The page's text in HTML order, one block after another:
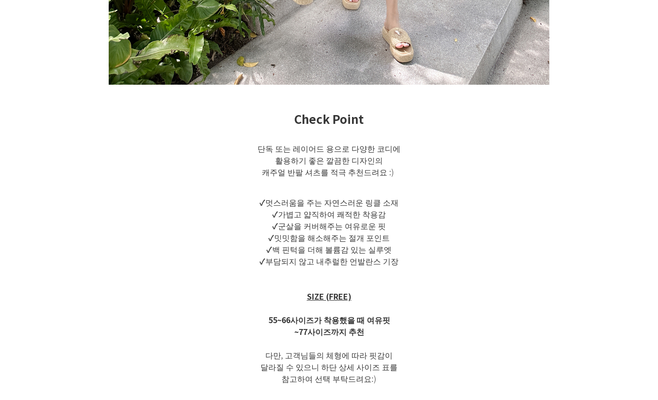
Check Point
단독 또는 레이어드 용으로 다양한 코디에
활용하기 좋은 깔끔한 디자인의
캐주얼 반팔 셔츠를 적극 추천드려요 :)
✓멋스러움을 주는 자연스러운 링클 소재
✓가볍고 얇직하여 쾌적한 착용감
✓군살을 커버해주는 여유로운 핏
✓밋밋함을 해소해주는 절개 포인트
✓백 핀턱을 더해 볼륨감 있는 실루엣
✓부담되지 않고 내추럴한 언발란스 기장
SIZE (FREE)
55~66사이즈가 착용했을 때 여유핏
~77사이즈까지 추천
다만, 고객님들의 체형에 따라 핏감이
달라질 수 있으니 하단 상세 사이즈 표를
참고하여 선택 부탁드려요:)